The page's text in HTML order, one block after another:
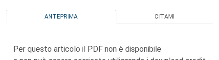
ANTEPRIMA CITAMI
Per questo articolo il PDF non è disponibile